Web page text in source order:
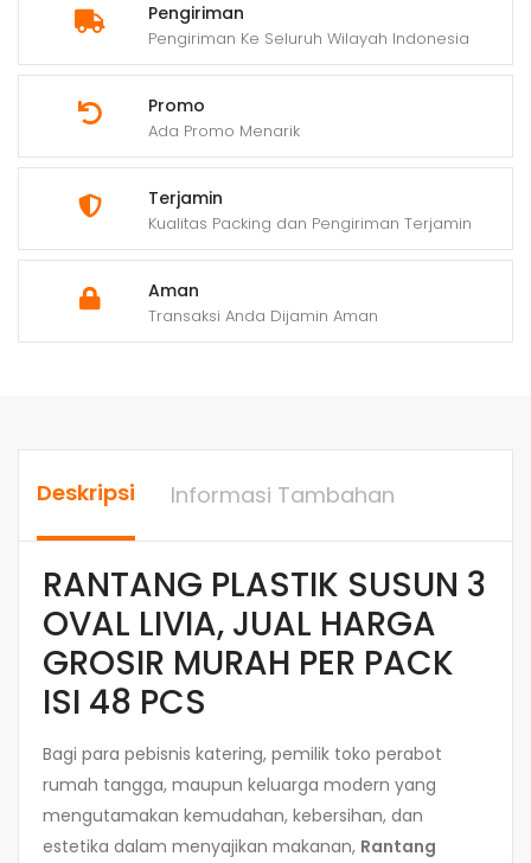
Pengiriman
Pengiriman Ke Seluruh Wilayah Indonesia
Promo
Ada Promo Menarik
Terjamin
Kualitas Packing dan Pengiriman Terjamin
Aman
Transaksi Anda Dijamin Aman
Deskripsi Informasi Tambahan
RANTANG PLASTIK SUSUN 3
OVAL LIVIA, JUAL HARGA
GROSIR MURAH PER PACK
ISI 48 PCS
Bagi para pebisnis katering, pemilik toko perabot
rumah tangga, maupun keluarga modern yang
mengutamakan kemudahan, kebersihan, dan
estetika dalam menyajikan makanan, Rantang